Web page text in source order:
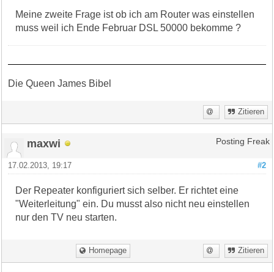
Meine zweite Frage ist ob ich am Router was einstellen
muss weil ich Ende Februar DSL 50000 bekomme ?
Die Queen James Bibel
Zitieren
maxwi Posting Freak
#2
17.02.2013, 19:17
Der Repeater konfiguriert sich selber. Er richtet eine
"Weiterleitung" ein. Du musst also nicht neu einstellen
nur den TV neu starten.
Homepage Zitieren